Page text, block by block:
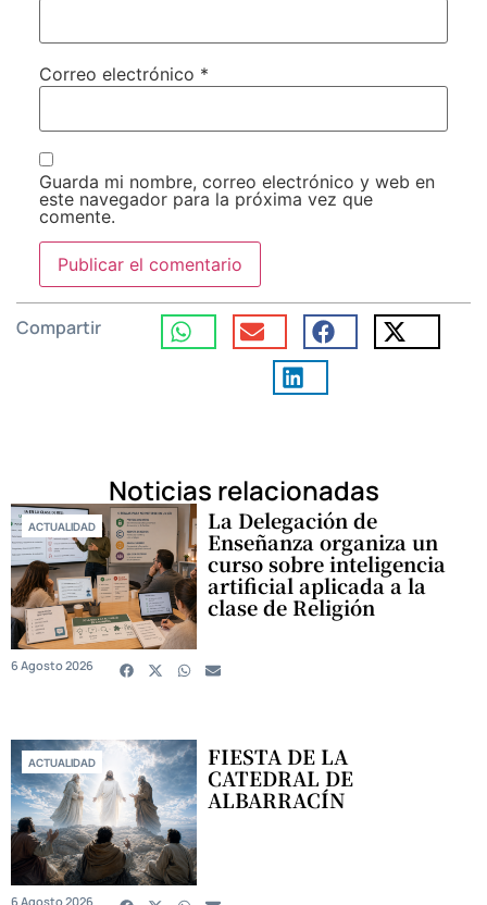
Correo electrónico *
Guarda mi nombre, correo electrónico y web en
este navegador para la próxima vez que
comente.
Compartir
Noticias relacionadas
ACTUALIDAD La Delegación de
Enseñanza organiza un
curso sobre inteligencia
artificial aplicada a la
clase de Religión
6 Agosto 2026
ACTUALIDAD FIESTA DE LA
CATEDRAL DE
ALBARRACÍN
6 Agosto 2026